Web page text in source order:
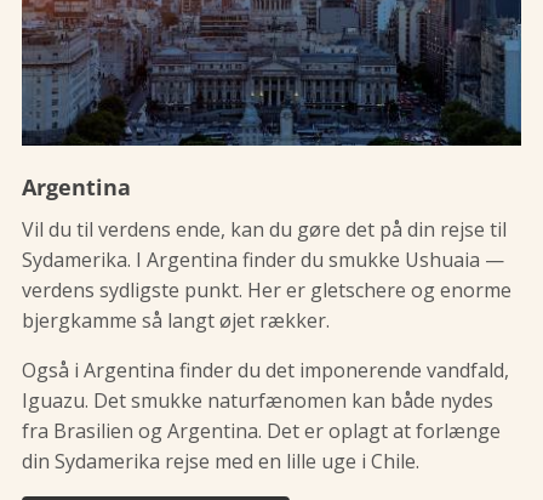
Argentina
Vil du til verdens ende, kan du gøre det på din rejse til
Sydamerika. I Argentina finder du smukke Ushuaia —
verdens sydligste punkt. Her er gletschere og enorme
bjergkamme så langt øjet rækker.
Også i Argentina finder du det imponerende vandfald,
Iguazu. Det smukke naturfænomen kan både nydes
fra Brasilien og Argentina. Det er oplagt at forlænge
din Sydamerika rejse med en lille uge i Chile.